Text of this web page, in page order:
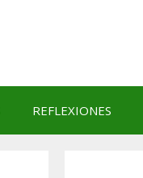
REFLEXIONES